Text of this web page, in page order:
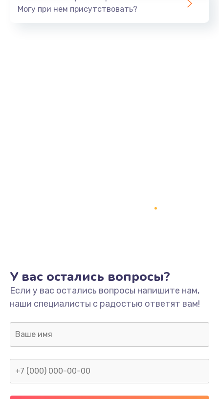
Могу при нем присутствовать?
У вас остались вопросы?
Если у вас остались вопросы напишите нам,
наши специалисты с радостью ответят вам!